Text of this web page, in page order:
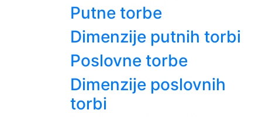
Putne torbe
Dimenzije putnih torbi
Poslovne torbe
Dimenzije poslovnih
torbi